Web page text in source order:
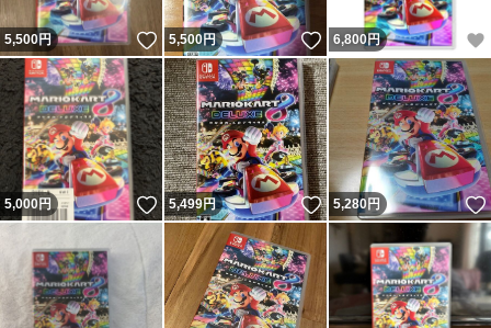
5,500円 いいね！
5,500円 いいね！
6,800円
5,000 円 いいね！
5,499円 いいね！
5,280 円